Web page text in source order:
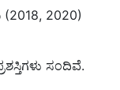
(2018, 2020)
ಸಂದಿವೆ.